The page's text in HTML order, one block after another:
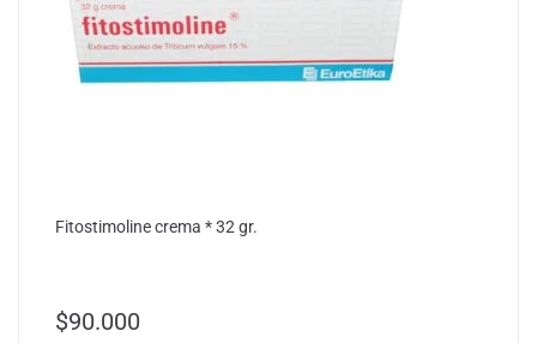
Fitostimoline crema * 32 gr.
$90.000